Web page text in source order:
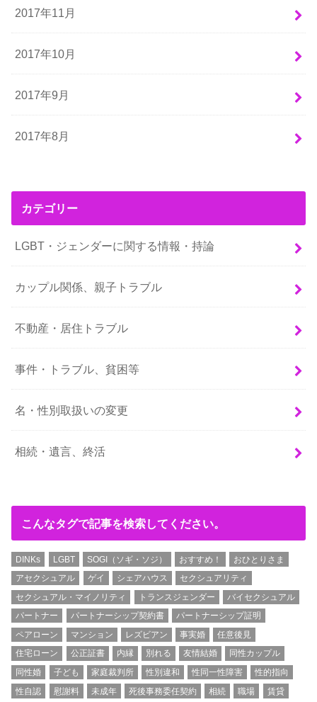
2017年11月
2017年10月
2017年9月
2017年8月
カテゴリー
LGBT・ジェンダーに関する情報・持論
カップル関係、親子トラブル
不動産・居住トラブル
事件・トラブル、貧困等
名・性別取扱いの変更
相続・遺言、終活
こんなタグで記事を検索してください。
DINKs LGBT SOGI（ソギ・ソジ） おすすめ！
おひとりさま
アセクシュアル
ゲイ シェアハウス
セクシュアリティ
セクシュアル・マイノリティ
トランスジェンダー
バイセクシュアル
パートナー
パートナーシップ契約書
パートナーシップ証明
ペアローン
マンション レズビアン 事実婚
任意後見
住宅ローン
公正証書 内縁 別れる 友情結婚
同性カップル
同性婚
子ども 家庭裁判所 性別違和 性同一性障害
性的指向
性自認
慰謝料 未成年 死後事務委任契約 相続 職場 賃貸